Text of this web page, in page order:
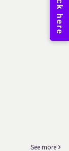
See more